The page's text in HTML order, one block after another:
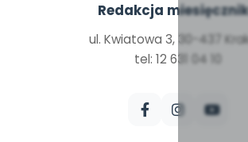
Redakcja
ul. Kwiatowa 3, 30-437
tel: 12 631 04 10